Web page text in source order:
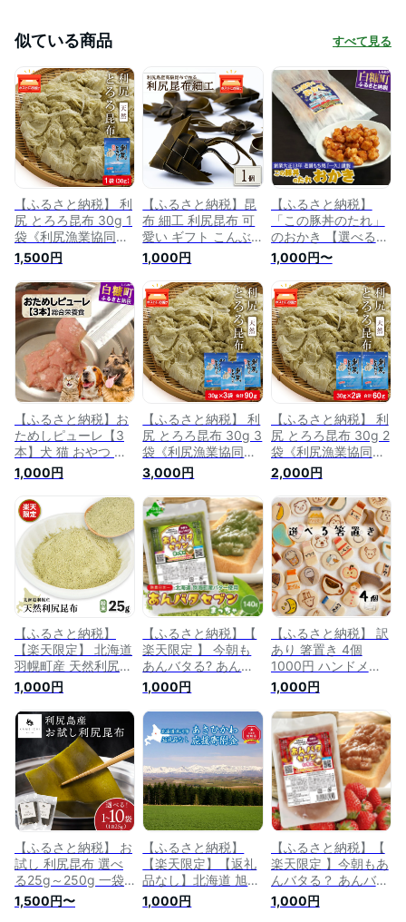
似ている商品 すべて見る
【ふるさと納税】 利
尻 とろろ昆布 30g 1
袋《利尻漁業協同組
合》昆布 利尻昆布
お出汁 コンブ こん
ぶ 北海道産昆布 利
尻こんぶ とろろ 昆
布 北海道ふるさと納
税 利尻富士町 ふる
さと納税 北海道
1000円
1,500円
【ふるさと納税】昆
布 細工 利尻昆布 可
愛い ギフト こんぶ 1
個北海道ふるさと納
税 利尻富士町 ふる
さと納税 北海道 昆
布 細工 利尻昆布
1000円
1,000円
【ふるさと納税】
「この豚丼のたれ」
のおかき 【選べる1
個／5個】北海道
1000円 1000円ポッ
キリ 1,000円 1000
円以下 お菓子 せん
べい 煎餅 スイーツ
人気 北海道 白糠町
1,000円〜
【ふるさと納税】お
ためしピューレ【3
本】犬 猫 おやつ 総
合栄養食 無添加 ジ
ビエ 国産 北海道 送
料無料 1000円 1000
円ポッキリ 1,000円
1000円以下 スーパ
ーSALE ペット
1,000円
【ふるさと納税】 利
尻 とろろ昆布 30g 3
袋《利尻漁業協同組
合》昆布 利尻昆布
お出汁 コンブ こん
ぶ 北海道産昆布 利
尻こんぶ とろろ 昆
布 北海道ふるさと納
税 利尻富士町 ふる
さと納税 北海道
3000円
3,000円
【ふるさと納税】 利
尻 とろろ昆布 30g 2
袋《利尻漁業協同組
合》昆布 利尻昆布
お出汁 コンブ こん
ぶ 北海道産昆布 利
尻こんぶ とろろ 昆
布 北海道ふるさと納
税 利尻富士町 ふる
さと納税 北海道
2000円
2,000円
【ふるさと納税】
【楽天限定】 北海道
羽幌町産 天然利尻昆
布（粉末）× 25g |
昆布 北海道 粉末
1000円 1000円ポッ
キリ 天然 利尻昆布
添加物不使用 数量限
定 楽天限定 桜井漁
業部 ふるさと納税
北海道 羽幌町 羽幌
【28005】
1,000円
【ふるさと納税】【
楽天限定 】 今朝も
あんバタる? あんバ
タセブン 酪農日本一
北海道 別海町産 バ
ター あんバター
140g（抹茶） ( ふる
さと納税 1000 ふる
さと納税 1000円 ポ
ッキリ 送料無料 ふ
るさと納税 スイーツ
あんこ 千円 お買い
物マラソン 1,000円
1,000円
【ふるさと納税】 訳
あり 箸置き 4個
1000円 ハンドメイ
ド かわいい 焼き物
陶芸 北海道 当麻町
送料無料 1000円ポ
ッキリ 1000円ぽっ
きり 2000円以下
1,000円
【ふるさと納税】 お
試し 利尻昆布 選べ
る25g～250g 一袋
25g《利尻亀一》北
海道ふるさと納税 利
1,500円〜
【ふるさと納税】
【楽天限定】【返礼
品なし】北海道 旭川
市☆あさひかわ応援
寄附金☆_02193 |
1,000円
【ふるさと納税】【
楽天限定 】今朝もあ
んバタる？ あんバタ
セブン 酪農日本一
北海道 別海町産 バ
1,000円